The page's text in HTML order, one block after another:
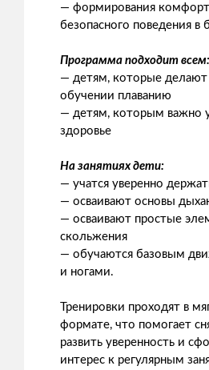
— формирования
безопасного поведения в
Программа подходит всем:
— детям, которые делают
обучении плаванию
— детям, которым важно
здоровье
На занятиях дети:
— учатся уверенно
— осваивают основы
— осваивают простые
скольжения
— обучаются базовым
и ногами.
Тренировки проходят в
формате, что помогает
развить уверенность и
интерес к регулярным